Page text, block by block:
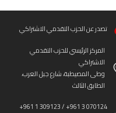
تصدر عن الحزب التقدمي الاشتراكي
المركز الرئيسي للحزب التقدمي
الاشتراكي
وطى المصيطبة، شارع جبل العرب،
الطابق الثالث
+961 1 309123 / +961 3 070124